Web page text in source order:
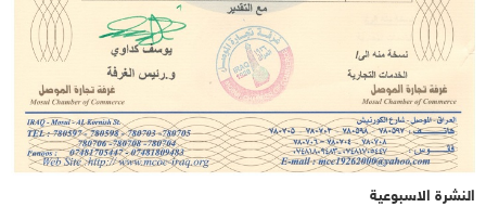
النشرة الاسبوعية